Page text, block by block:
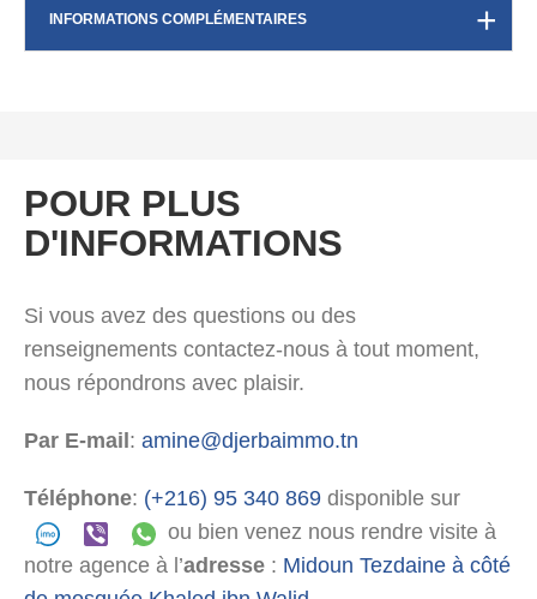
INFORMATIONS COMPLÉMENTAIRES
POUR PLUS
D'INFORMATIONS
Si vous avez des questions ou des
renseignements contactez-nous à tout moment,
nous répondrons avec plaisir.
Par E-mail : amine@djerbaimmo.tn
Téléphone: (+216) 95 340 869 disponible sur
ou bien venez nous rendre visite à
notre agence à l’adresse : Midoun Tezdaine à côté